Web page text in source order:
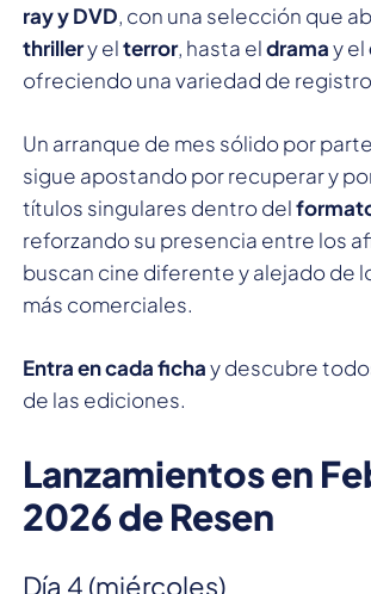
ray y DVD, con una selección que
thrillery elterror, hasta eldramay el
ofreciendo una variedad de
Un arranque de mes sólido por
sigue apostando por recuperar y
títulos singulares dentro del
reforzando su presencia entre los
buscan cine diferente y alejado de
más comerciales.
Entra en cada fichay descubre
de las ediciones.
Lanzamientos en
2026 de Resen
Día 4 (miércoles)